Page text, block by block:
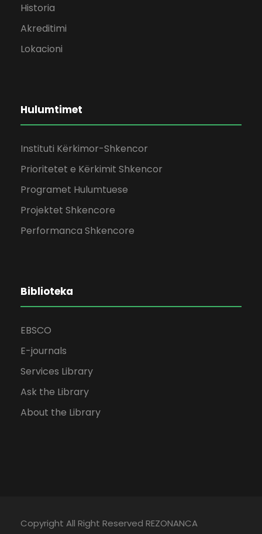
Historia
Akreditimi
Lokacioni
Hulumtimet
Instituti Kërkimor-Shkencor
Prioritetet e Kërkimit Shkencor
Programet Hulumtuese
Projektet Shkencore
Performanca Shkencore
Biblioteka
EBSCO
E-journals
Services Library
Ask the Library
About the Library
Copyright All Right Reserved REZONANCA